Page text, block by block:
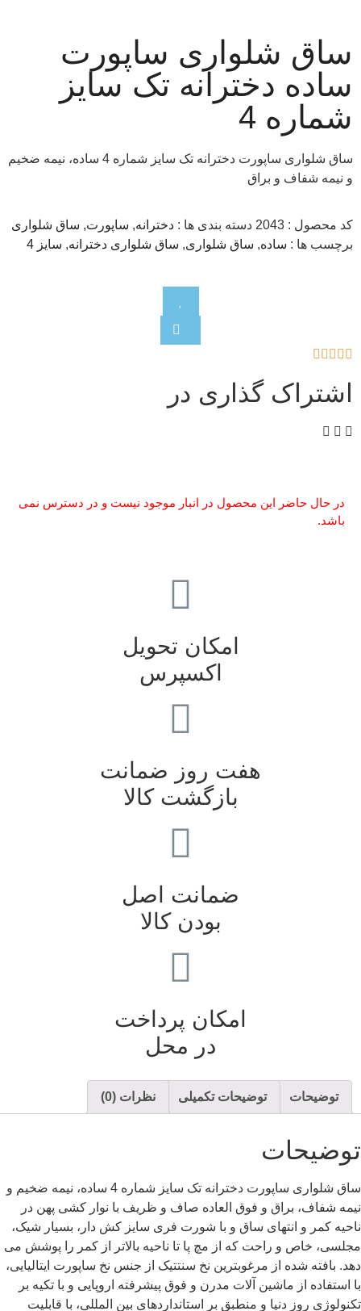
ساق شلواری ساپورت
ساده دخترانه تک سایز
شماره 4
ساق شلواری ساپورت دخترانه تک سایز شماره 4 ساده، نیمه ضخیم
و نیمه شفاف و براق
کد محصول : 2043 دسته بندی ها : دخترانه, ساپورت, ساق شلواری
برچسب ها : ساده, ساق شلواری, ساق شلواری دخترانه, سایز 4





اشتراک گذاری در
در حال حاضر این محصول در انبار موجود نیست و در دسترس نمی
باشد.
امکان تحویل
اکسپرس
هفت روز ضمانت
بازگشت کالا
ضمانت اصل
بودن کالا
امکان پرداخت
در محل
توضیحات توضیحات تکمیلی نظرات (0)
توضیحات
ساق شلواری ساپورت دخترانه تک سایز شماره 4 ساده، نیمه ضخیم و
نیمه شفاف، براق و فوق العاده صاف و ظریف با نوار کشی پهن در
ناحیه کمر و انتهای ساق و با شورت فری سایز کش دار، بسیار شیک،
مجلسی، خاص و راحت که از مچ پا تا ناحیه بالاتر از کمر را پوشش می
دهد. بافته شده از مرغوبترین نخ سنتتیک از جنس نخ ساپورت ایتالیایی،
با استفاده از ماشین آلات مدرن و فوق پیشرفته اروپایی و با تکیه بر
تکنولوژی روز دنیا و منطبق بر استانداردهای بین المللی، با قابلیت